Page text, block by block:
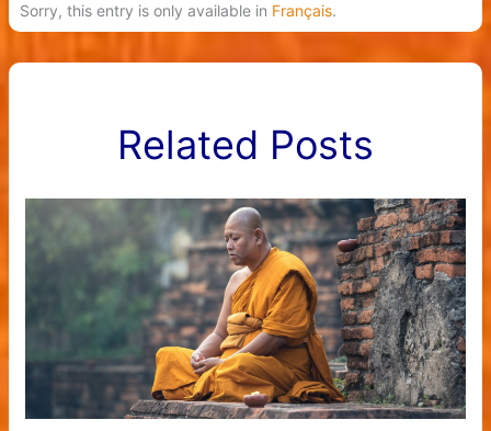
Sorry, this entry is only available in Français.
Related Posts